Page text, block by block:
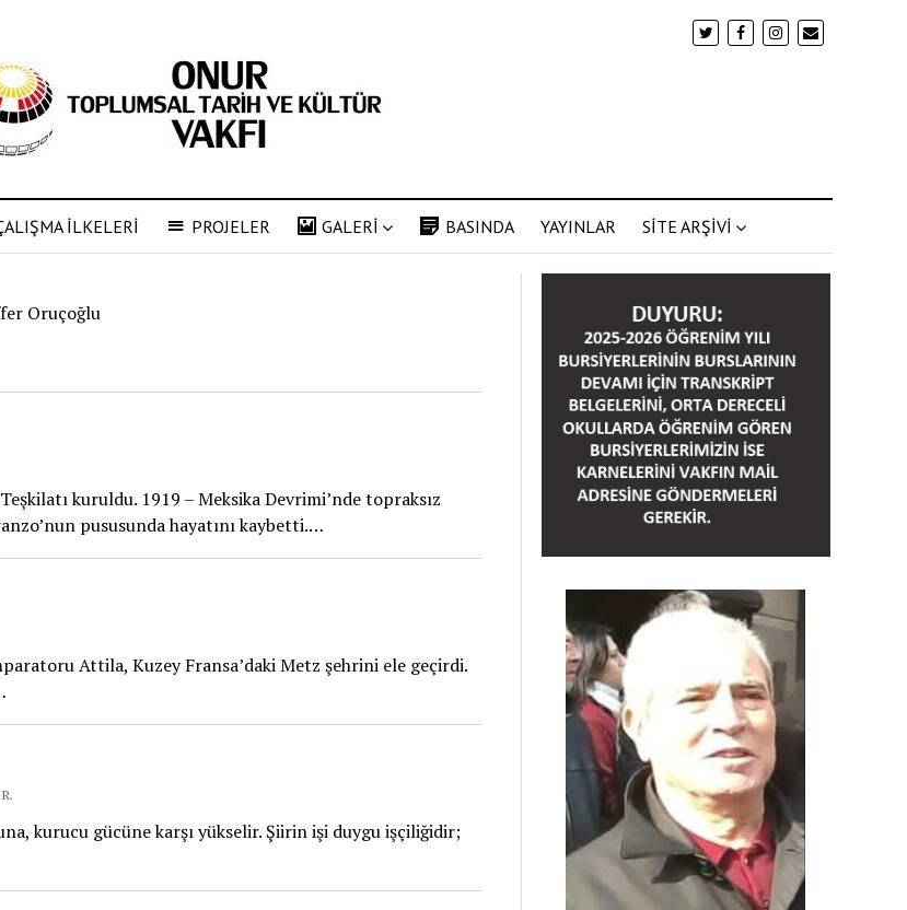
İLKELERİ PROJELER GALERİ BASINDA YAYINLAR SİTE ARŞİVİ
Oruçoğlu
kuruldu. 1919 – Meksika Devrimi’nde topraksız
pususunda hayatını kaybetti.…
Attila, Kuzey Fransa’daki Metz şehrini ele geçirdi.
kurucu gücüne karşı yükselir. Şiirin işi duygu işçiliğidir;